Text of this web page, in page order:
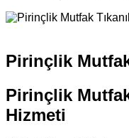
Pirinçlik Mutfak
Pirinçlik Mutfak
Hizmeti